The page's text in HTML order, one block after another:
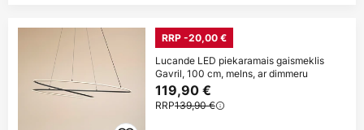
RRP -20,00 €
Lucande LED piekaramais gaismeklis
Gavril, 100 cm, melns, ar dimmeru
119,90 €
RRP139,90 €